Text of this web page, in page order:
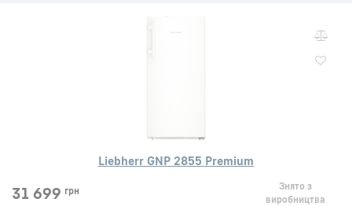
Liebherr GNP 2855 Premium
31 699 грн
Знято з
виробництва